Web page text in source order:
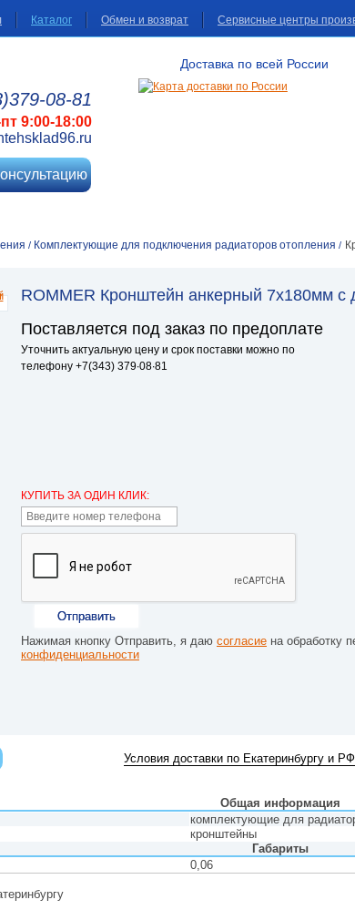
Каталог Обмен и возврат Сервисные центры
379-08-81
9:00-18:00
Доставка по всей России
/ Комплектующие для подключения радиаторов отопления /
ROMMER Кронштейн анкерный 7х180мм
Поставляется под заказ по предоплате
Уточнить актуальную цену и срок поставки можно по
телефону +7(343) 379∙08∙81
КУПИТЬ ЗА ОДИН КЛИК:
Отправить
Нажимая кнопку Отправить, я даю согласие на обработку
конфиденциальности
Условия доставки по Екатеринбургу и РФ
Общая информация
комплектующие для
кронштейны
Габариты
0,06